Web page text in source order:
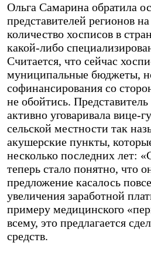
Ольга Самарина обратила
представителей регионов
количество хосписов в
какой-либо
Считается, что сейчас
муниципальные бюджеты,
софинансирования со
не обойтись.
активно уговаривала вице-
сельской местности так
акушерские пункты,
несколько последних лет:
теперь стало понятно, что
предложение касалось
увеличения заработной
примеру медицинского
всему, это предлагается
средств.